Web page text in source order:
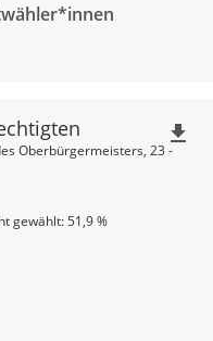
gewählt: 51,9 %
Oberbürgermeisters, 23 -
file_download